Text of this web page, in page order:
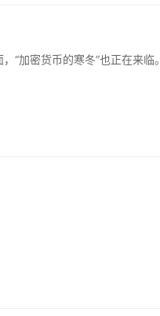
“加密货币的寒冬”也正在来临。